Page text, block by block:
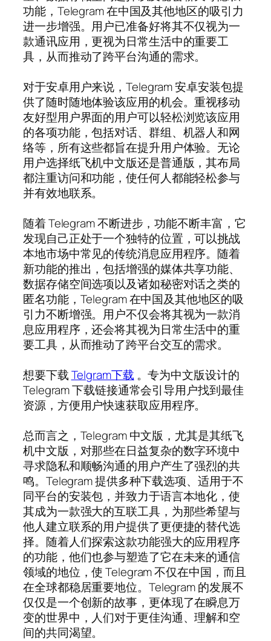
功能，Telegram 在中国及其他地区的吸引力
进一步增强。用户已准备好将其不仅视为一
款通讯应用，更视为日常生活中的重要工
具，从而推动了跨平台沟通的需求。
对于安卓用户来说，Telegram 安卓安装包提
供了随时随地体验该应用的机会。重视移动
友好型用户界面的用户可以轻松浏览该应用
的各项功能，包括对话、群组、机器人和网
络等，所有这些都旨在提升用户体验。无论
用户选择纸飞机中文版还是普通版，其布局
都注重访问和功能，使任何人都能轻松参与
并有效地联系。
随着 Telegram 不断进步，功能不断丰富，它
发现自己正处于一个独特的位置，可以挑战
本地市场中常见的传统消息应用程序。随着
新功能的推出，包括增强的媒体共享功能、
数据存储空间选项以及诸如秘密对话之类的
匿名功能，Telegram 在中国及其他地区的吸
引力不断增强。用户不仅会将其视为一款消
息应用程序，还会将其视为日常生活中的重
要工具，从而推动了跨平台交互的需求。
想要下载Telgram下载 。专为中文版设计的
Telegram 下载链接通常会引导用户找到最佳
资源，方便用户快速获取应用程序。
总而言之，Telegram 中文版，尤其是其纸飞
机中文版，对那些在日益复杂的数字环境中
寻求隐私和顺畅沟通的用户产生了强烈的共
鸣。Telegram 提供多种下载选项、适用于不
同平台的安装包，并致力于语言本地化，使
其成为一款强大的互联工具，为那些希望与
他人建立联系的用户提供了更便捷的替代选
择。随着人们探索这款功能强大的应用程序
的功能，他们也参与塑造了它在未来的通信
领域的地位，使 Telegram 不仅在中国，而且
在全球都稳居重要地位。Telegram 的发展不
仅仅是一个创新的故事，更体现了在瞬息万
变的世界中，人们对于更佳沟通、理解和空
间的共同渴望。